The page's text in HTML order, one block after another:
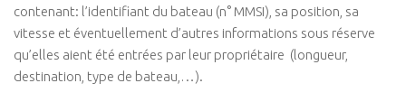
contenant: l’identifiant du bateau (n° MMSI), sa position, sa
vitesse et éventuellement d’autres informations sous réserve
qu’elles aient été entrées par leur propriétaire (longueur,
destination, type de bateau,…).